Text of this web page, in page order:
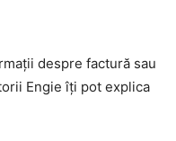
despre factură sau
Engie îți pot explica